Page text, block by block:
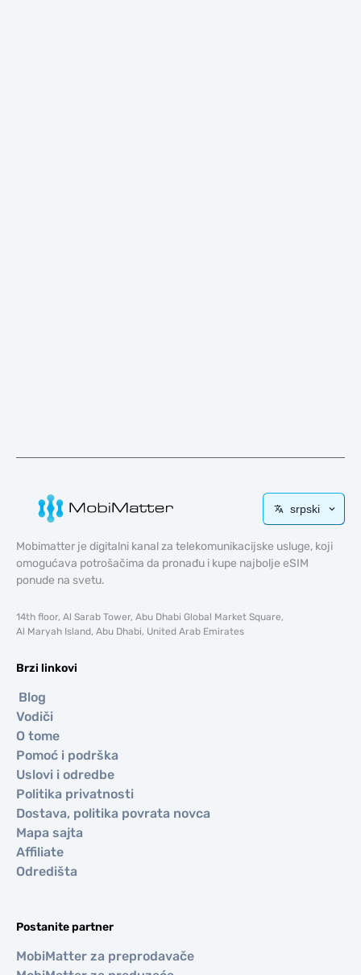
srpski
Mobimatter je digitalni kanal za telekomunikacijske usluge, koji
omogućava potrošačima da pronađu i kupe najbolje eSIM
ponude na svetu.
14th floor, Al Sarab Tower, Abu Dhabi Global Market Square,
Al Maryah Island, Abu Dhabi, United Arab Emirates
Brzi linkovi
Blog
Vodiči
O tome
Pomoć i podrška
Uslovi i odredbe
Politika privatnosti
Dostava, politika povrata novca
Mapa sajta
Affiliate
Odredišta
Postanite partner
MobiMatter za preprodavače